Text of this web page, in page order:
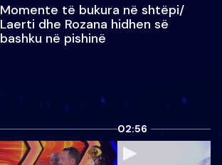
Momente të bukura në shtëpi/
Laerti dhe Rozana hidhen së
bashku në pishinë
02:56